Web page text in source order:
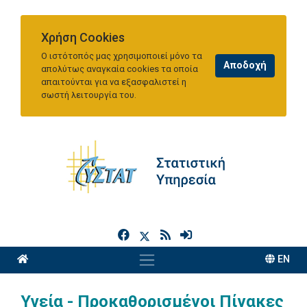
Χρήση Cookies
Ο ιστότοπός μας χρησιμοποιεί μόνο τα
απολύτως αναγκαία cookies τα οποία
απαιτούνται για να εξασφαλιστεί η
σωστή λειτουργία του.
h
EN
Υγεία - Προκαθορισμένοι Πίνακες